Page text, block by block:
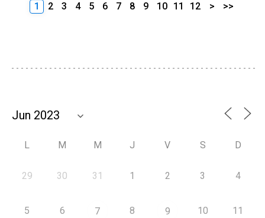
1 2 3 4 5 6 7 8 9 10 11 12 > >>
L M M J V S D
29 30 31 1 2 3 4
5 6 7 8 9 10 11